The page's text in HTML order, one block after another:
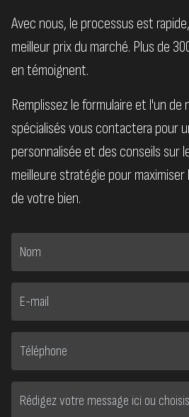
Avec nous, le processus est
meilleur prix du marché. Plus de
en témoignent.
Remplissez le formulaire et l'un de
spécialisés vous contactera pour
personnalisée et des conseils sur
meilleure stratégie pour
de votre bien.